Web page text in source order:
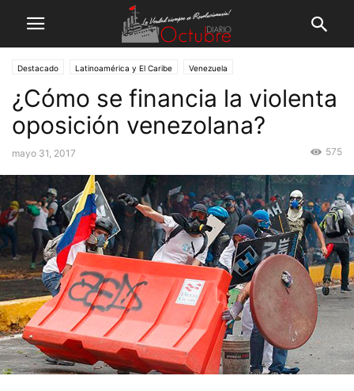
Destacado Latinoamérica y El Caribe Venezuela
¿Cómo se financia la violenta
oposición venezolana?
mayo 31, 2017 575